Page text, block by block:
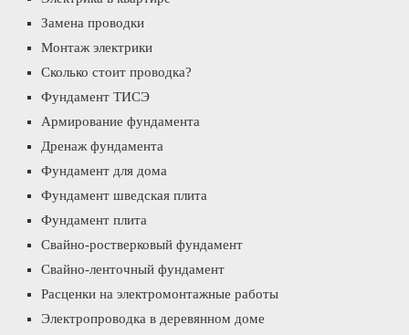
Замена проводки
Монтаж электрики
Сколько стоит проводка?
Фундамент ТИСЭ
Армирование фундамента
Дренаж фундамента
Фундамент для дома
Фундамент шведская плита
Фундамент плита
Свайно-ростверковый фундамент
Свайно-ленточный фундамент
Расценки на электромонтажные работы
Электропроводка в деревянном доме